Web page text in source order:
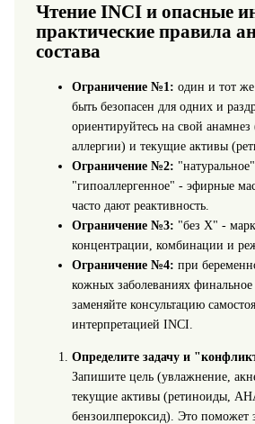
Чтение INCI и опасные
практические правила
состава
Ограничение №1: один и тот
быть безопасен для одних и
ориентируйтесь на свой анамнез
аллергии) и текущие активы
Ограничение №2:
"гипоаллергенное" - эфирные
часто дают реактивность.
Ограничение №3: "без X" -
концентрации, комбинации и
Ограничение №4: при
кожных заболеваниях финальное
заменяйте консультацию
интерпретацией INCI.
Определите задачу и
Запишите цель (увлажнение,
текущие активы (ретиноиды,
бензоилпероксид). Это поможет